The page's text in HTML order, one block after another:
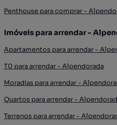
Penthouse para comprar -
Imóveis para arrendar -
Apartamentos para arrendar -
T0 para arrendar - Alpendorada
Moradias para arrendar -
Quartos para arrendar -
Terrenos para arrendar -